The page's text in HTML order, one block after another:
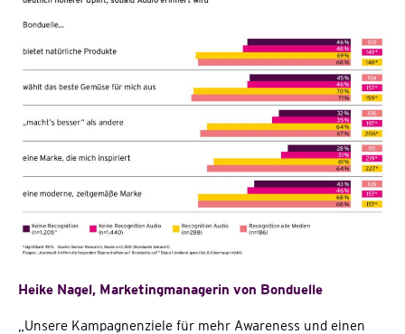
Heike Nagel, Marketingmanagerin von Bonduelle
„Unsere Kampagnenziele für mehr Awareness und einen